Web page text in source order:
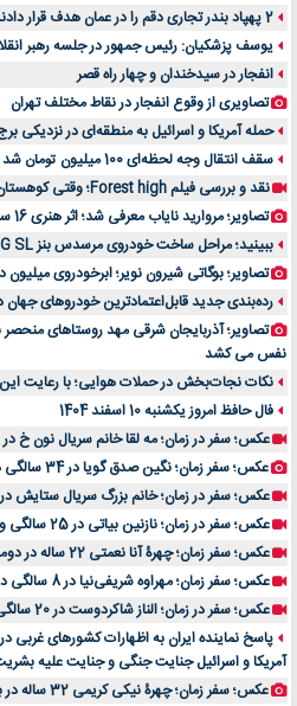
2 پهپاد بندر تجاری دقم را در عمان هدف قرار دادند
یوسف پزشکیان: رئیس جمهور در جلسه رهبر
انفجار در سیدخندان و چهار راه قصر
تصاویری از وقوع انفجار در نقاط مختلف تهران
حمله آمریکا و اسرائیل به منطقه‌ای در نزدیکی
سقف انتقال وجه لحظه‌ای 100 میلیون تومان شد
نقد و بررسی فیلم Forest high؛ وقتی کوهستان سرد پناه می‌شود
تصاویر؛ مروارید نایاب معرفی شد؛ اثر هنری 16 سیلندر
ببینید؛ مراحل ساخت خودروی مرسدس بنز AMG SL در آلمان
تصاویر؛ بوگاتی شیرون نویر؛ ابرخودروی میلیون
رده‌بندی جدید قابل‌اعتمادترین خودروهای جهان در
تصاویر؛ آذربایجان شرقی مهد روستاهای منحصر
نفس می کشد
نکات نجات‌بخش در حملات هوایی؛ با رعایت این
فال حافظ امروز یکشنبه 10 اسفند 1404
عکس؛ سفر در زمان؛ مه لقا خانم سریال نون خ در
عکس؛ سفر زمان؛ نگین صدق گویا در 34 سالگی در کنار ماهایا پطروسیان
عکس؛ سفر در زمان؛ خانم بزرگ سریال ستایش در
عکس؛ سفر در زمان؛ نازنین بیاتی در 25 سالگی و در ششمین فیلم اش؛ سال 93
عکس؛ سفر زمان؛ چهرۀ آنا نعمتی 22 ساله در دومین فیلمش؛ سال 78
عکس؛ سفر زمان؛ مهراوه شریفی‌نیا در 8 سالگی در اولین فیلمش؛ دهۀ 60
عکس؛ سفر در زمان؛ الناز شاکردوست در 20 سالگی و در سومین فیلم اش؛ سال 83
پاسخ نماینده ایران به اظهارات کشورهای
آمریکا و اسرائیل جنایت جنگی و جنایت علیه
عکس؛ سفر زمان؛ چهرۀ نیکی کریمی 32 ساله در باج خور؛ سال 82